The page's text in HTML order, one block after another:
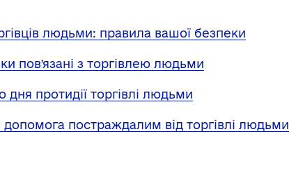
людьми: правила вашої безпеки
пов'язані з торгівлею людьми
дня протидії торгівлі людьми
допомога постраждалим від торгівлі людьми